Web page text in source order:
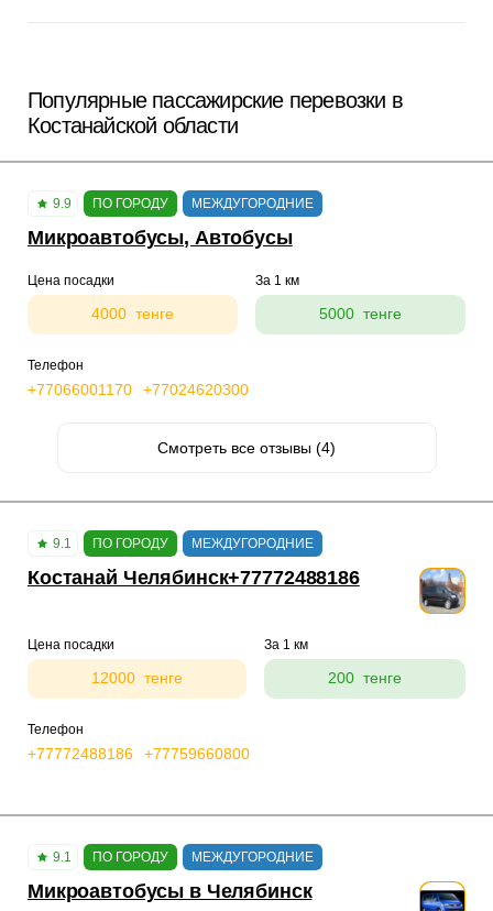
Популярные пассажирские перевозки в
Костанайской области
9.9 ПО ГОРОДУ МЕЖДУГОРОДНИЕ
Микроавтобусы, Автобусы
Цена посадки
4000 тенге
За 1 км
5000 тенге
Телефон
+77066001170 +77024620300
Смотреть все отзывы (4)
9.1 ПО ГОРОДУ МЕЖДУГОРОДНИЕ
Костанай Челябинск+77772488186
Цена посадки
12000 тенге
За 1 км
200 тенге
Телефон
+77772488186 +77759660800
9.1 ПО ГОРОДУ МЕЖДУГОРОДНИЕ
Микроавтобусы в Челябинск